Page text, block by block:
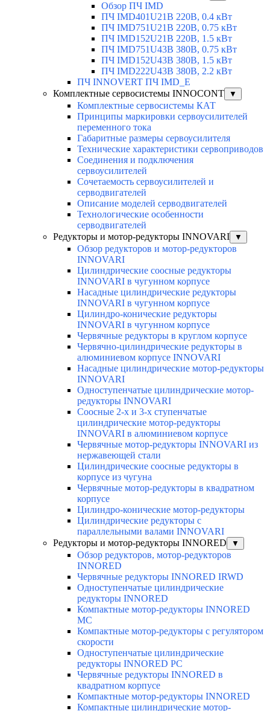
Обзор ПЧ IMD
ПЧ IMD401U21B 220В, 0.4 кВт
ПЧ IMD751U21B 220В, 0.75 кВт
ПЧ IMD152U21B 220В, 1.5 кВт
ПЧ IMD751U43B 380В, 0.75 кВт
ПЧ IMD152U43B 380В, 1.5 кВт
ПЧ IMD222U43B 380В, 2.2 кВт
ПЧ INNOVERT ПЧ IMD_E
Комплектные сервосистемы INNOCONT
▼
Комплектные сервосистемы КАТ
Принципы маркировки сервоусилителей
переменного тока
Габаритные размеры сервоусилителя
Технические характеристики сервоприводов
Соединения и подключения
сервоусилителей
Сочетаемость сервоусилителей и
серводвигателей
Описание моделей серводвигателей
Технологические особенности
серводвигателей
Редукторы и мотор-редукторы INNOVARI
▼
Обзор редукторов и мотор-редукторов
INNOVARI
Цилиндрические соосные редукторы
INNOVARI в чугунном корпусе
Насадные цилиндрические редукторы
INNOVARI в чугунном корпусе
Цилиндро-конические редукторы
INNOVARI в чугунном корпусе
Червячные редукторы в круглом корпусе
Червячно-цилиндрические редукторы в
алюминиевом корпусе INNOVARI
Насадные цилиндрические мотор-редукторы
INNOVARI
Одноступенчатые цилиндрические мотор-
редукторы INNOVARI
Соосные 2-х и 3-х ступенчатые
цилиндрические мотор-редукторы
INNOVARI в алюминиевом корпусе
Червячные мотор-редукторы INNOVARI из
нержавеющей стали
Цилиндрические соосные редукторы в
корпусе из чугуна
Червячные мотор-редукторы в квадратном
корпусе
Цилиндро-конические мотор-редукторы
Цилиндрические редукторы с
параллельными валами INNOVARI
Редукторы и мотор-редукторы INNORED
▼
Обзор редукторов, мотор-редукторов
INNORED
Червячные редукторы INNORED IRWD
Одноступенчатые цилиндрические
редукторы INNORED
Компактные мотор-редукторы INNORED
MC
Компактные мотор-редукторы с регулятором
скорости
Одноступенчатые цилиндрические
редукторы INNORED PC
Червячные редукторы INNORED в
квадратном корпусе
Компактные мотор-редукторы INNORED
Компактные цилиндрические мотор-